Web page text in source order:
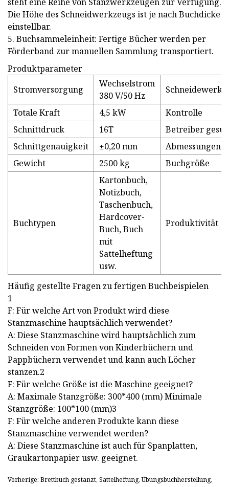
steht eine Reihe von Stanzwerkzeugen zur Verfügung.
Die Höhe des Schneidwerkzeugs ist je nach Buchdicke
einstellbar.
5. Buchsammeleinheit: Fertige Bücher werden per
Förderband zur manuellen Sammlung transportiert.
Produktparameter
Stromversorgung
Wechselstrom
380 V/50 Hz
Totale Kraft 4,5 kW
Kontrolle
Schnittdruck
16T
Betreiber
Schnittgenauigkeit
±0,20 mm
Abmessungen
Gewicht
2500 kg Buchgröße
Buchtypen
Kartonbuch,
Notizbuch,
Taschenbuch,
Hardcover-
Buch, Buch
mit
Sattelheftung
usw.
Produktivität
Häufig gestellte Fragen zu fertigen Buchbeispielen
1
F: Für welche Art von Produkt wird diese
Stanzmaschine hauptsächlich verwendet?
A: Diese Stanzmaschine wird hauptsächlich zum
Schneiden von Formen von Kinderbüchern und
Pappbüchern verwendet und kann auch Löcher
stanzen.2
F: Für welche Größe ist die Maschine geeignet?
A: Maximale Stanzgröße: 300*400 (mm) Minimale
Stanzgröße: 100*100 (mm)3
F: Für welche anderen Produkte kann diese
Stanzmaschine verwendet werden?
A: Diese Stanzmaschine ist auch für Spanplatten,
Graukartonpapier usw. geeignet.
Vorherige: Brettbuch gestanzt, Sattelheftung, Übungsbuchherstellung,